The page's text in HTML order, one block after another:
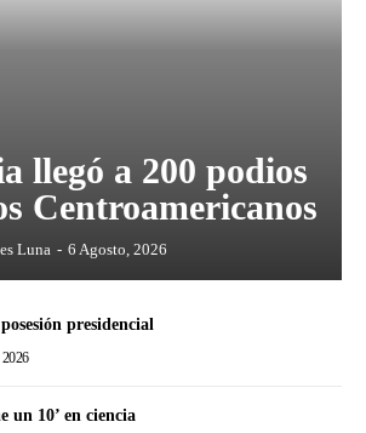
llegó a 200 podios
Centroamericanos
Luna - 6 Agosto, 2026
presidencial
2026
un 10’ en ciencia